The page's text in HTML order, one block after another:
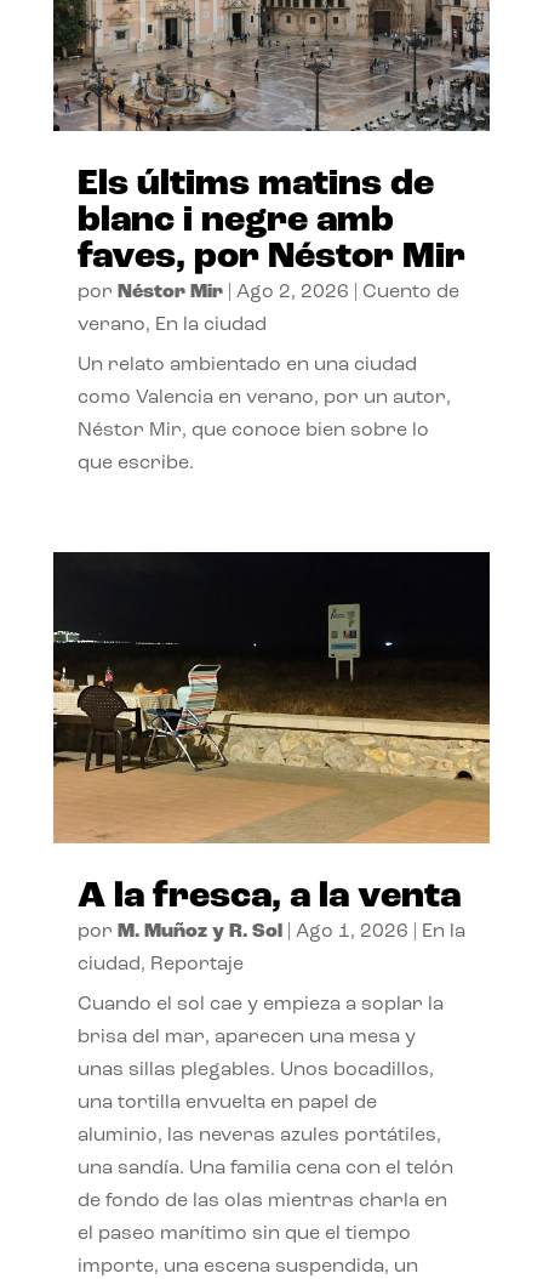
Els últims matins de
blanc i negre amb
faves, por Néstor Mir
por Néstor Mir| Ago 2, 2026
Cuento de
verano, En la ciudad
Un relato ambientado en una ciudad
como Valencia en verano, por un autor,
Néstor Mir, que conoce bien sobre lo
que escribe.
A la fresca, a la venta
por M. Muñoz y R. Sol| Ago 1, 2026
En la
ciudad, Reportaje
Cuando el sol cae y empieza a soplar la
brisa del mar, aparecen una mesa y
unas sillas plegables. Unos bocadillos,
una tortilla envuelta en papel de
aluminio, las neveras azules portátiles,
una sandía. Una familia cena con el telón
de fondo de las olas mientras charla en
el paseo marítimo sin que el tiempo
importe, una escena suspendida, un